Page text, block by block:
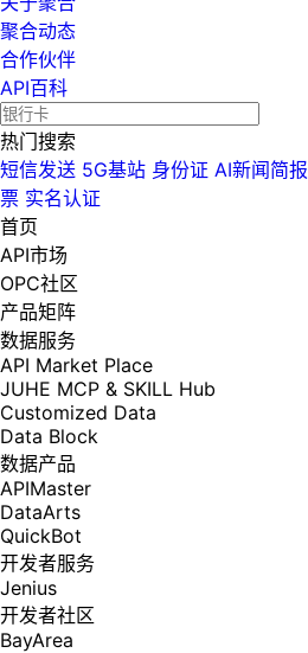
聚合动态
合作伙伴
API百科
热门搜索
短信发送 5G基站 身份证 AI新闻简报
票 实名认证
首页
API市场
OPC社区
产品矩阵
数据服务
API Market Place
JUHE MCP & SKILL Hub
Customized Data
Data Block
数据产品
APIMaster
DataArts
QuickBot
开发者服务
Jenius
开发者社区
BayArea